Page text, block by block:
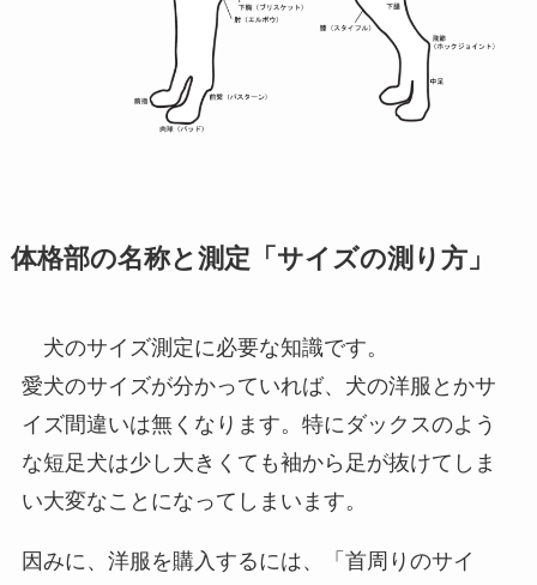
体格部の名称と測定「サイズの測り方」
犬のサイズ測定に必要な知識です。
愛犬のサイズが分かっていれば、犬の洋服とかサ
イズ間違いは無くなります。特にダックスのよう
な短足犬は少し大きくても袖から足が抜けてしま
い大変なことになってしまいます。
因みに、洋服を購入するには、「首周りのサイ